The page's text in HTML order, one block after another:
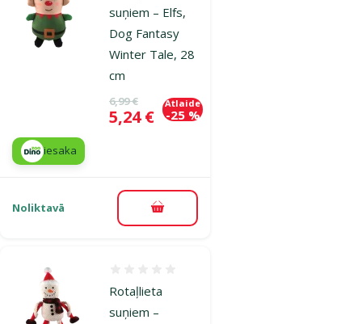
suņiem – Elfs,
Dog Fantasy
Winter Tale, 28
cm
Oriģinālā cena
6,99 €
Cena
5,24 €
Atlaide
-25 %
iesaka
Noliktavā Pievienot grozam
Rotaļlieta
suņiem –